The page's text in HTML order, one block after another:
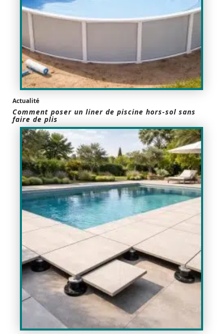
Actualité
Comment poser un liner de piscine hors-sol sans
faire de plis